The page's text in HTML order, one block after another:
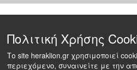
Πολιτική Χρήσης
Το site heraklion.gr χρησιμοποιεί
περιεχόμενο, συναινείτε με την